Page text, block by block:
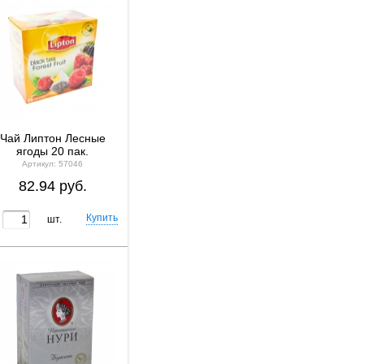
Чай Липтон Лесные
ягоды 20 пак.
Артикул: 57046
82.94 руб.
шт.